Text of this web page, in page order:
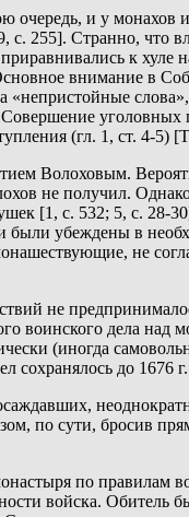
очередь, и у монахов
с. 255]. Странно, что
к хуле
внимание в
слова»,
(гл. 1, ст. 4-5)
Волоховым.
не получил.
[1, с. 532; 5, с. 28-
были убеждены в
не
не
воинского дела над
(иногда
сохранялось до 1676 г.
по сути, бросив
по правилам
войска. Обитель